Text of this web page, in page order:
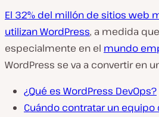
El 32% del millón de sitios web
utilizan WordPress, a medida
especialmente en el mundo
WordPress se va a convertir en
¿Qué es WordPress DevOps?
Cuándo contratar un equipo